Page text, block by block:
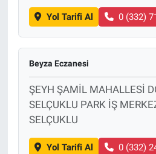
Yol Tarifi Al 0 (332)
Beyza Eczanesi
ŞEYH ŞAMİL MAHALLESİ
SELÇUKLU PARK İŞ
SELÇUKLU
Yol Tarifi Al 0 (332)
Yaşam
Gözden Kaçmasın
İletişim (Künye)